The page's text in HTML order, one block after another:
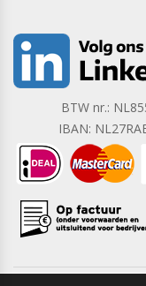
BTW nr.:
IBAN: